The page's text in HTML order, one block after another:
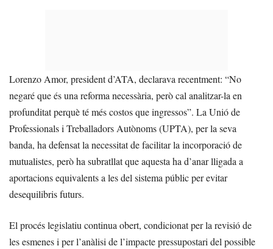
Lorenzo Amor, president d’ATA, declarava recentment: “No
negaré que és una reforma necessària, però cal analitzar-la en
profunditat perquè té més costos que ingressos”. La Unió de
Professionals i Treballadors Autònoms (UPTA), per la seva
banda, ha defensat la necessitat de facilitar la incorporació de
mutualistes, però ha subratllat que aquesta ha d’anar lligada a
aportacions equivalents a les del sistema públic per evitar
desequilibris futurs.
El procés legislatiu continua obert, condicionat per la revisió de
les esmenes i per l’anàlisi de l’impacte pressupostari del possible